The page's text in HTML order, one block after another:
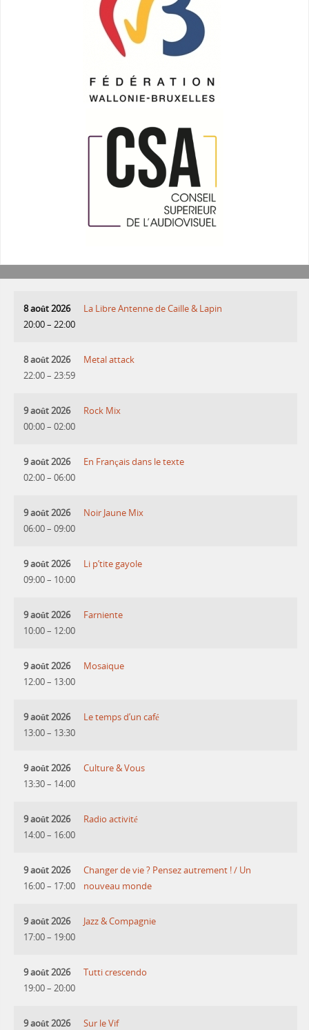
8 août 2026
20:00– 22:00
La Libre Antenne de Caille & Lapin
8 août 2026
22:00– 23:59
Metal attack
9 août 2026
00:00– 02:00
Rock Mix
9 août 2026
02:00– 06:00
En Français dans le texte
9 août 2026
06:00– 09:00
Noir Jaune Mix
9 août 2026
09:00– 10:00
Li p’tite gayole
9 août 2026
10:00– 12:00
Farniente
9 août 2026
12:00– 13:00
Mosaique
9 août 2026
13:00– 13:30
Le temps d’un café
9 août 2026
13:30– 14:00
Culture & Vous
9 août 2026
14:00– 16:00
Radio activité
9 août 2026
16:00– 17:00
Changer de vie ? Pensez autrement ! / Un
nouveau monde
9 août 2026
17:00– 19:00
Jazz & Compagnie
9 août 2026
19:00– 20:00
Tutti crescendo
9 août 2026
Sur le Vif